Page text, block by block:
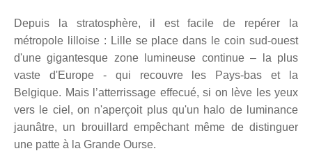
Depuis la stratosphère, il est facile de repérer la
métropole lilloise : Lille se place dans le coin sud-ouest
d'une gigantesque zone lumineuse continue – la plus
vaste d'Europe - qui recouvre les Pays-bas et la
Belgique. Mais l’atterrissage effecué, si on lève les yeux
vers le ciel, on n'aperçoit plus qu'un halo de luminance
jaunâtre, un brouillard empêchant même de distinguer
une patte à la Grande Ourse.